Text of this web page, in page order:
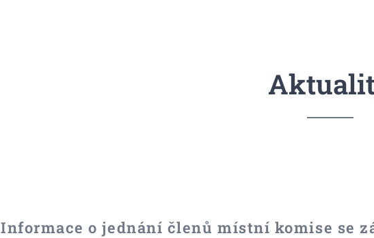
Informace o jednání členů místní komise se